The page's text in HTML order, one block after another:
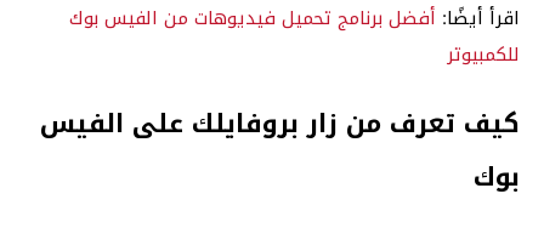
اقرأ أيضًا: أفضل برنامج تحميل فيديوهات من الفيس بوك
للكمبيوتر
كيف تعرف من زار بروفايلك على الفيس
بوك